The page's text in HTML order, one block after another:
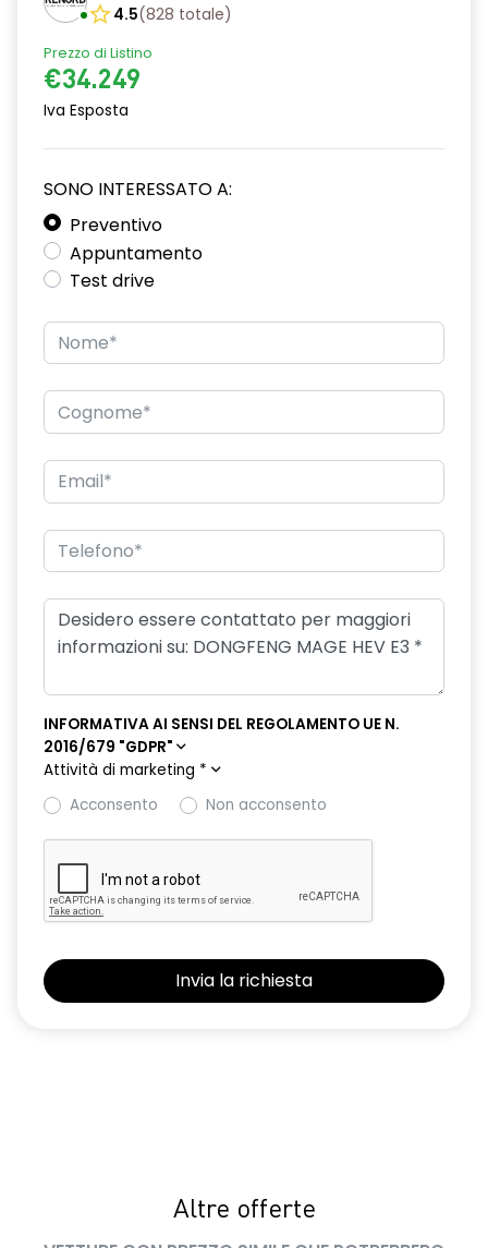
4.5(828 totale)
Prezzo di Listino
€34.249
Iva Esposta
SONO INTERESSATO A:
Preventivo
Appuntamento
Test drive
INFORMATIVA AI SENSI DEL REGOLAMENTO UE N.
2016/679 "GDPR"
Attività di marketing *
Acconsento
Non acconsento
Altre offerte